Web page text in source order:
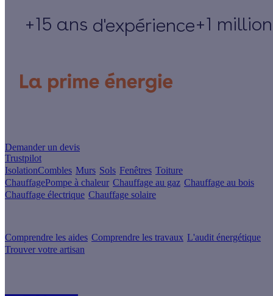
+15 ans d'expérience+1
Demander un devis
Trustpilot
IsolationCombles Murs Sols Fenêtres Toiture
ChauffagePompe à chaleur Chauffage au gaz Chauffage au bois
Chauffage électrique Chauffage solaire
Comprendre les aides Comprendre les travaux L'audit énergétique
Trouver votre artisan